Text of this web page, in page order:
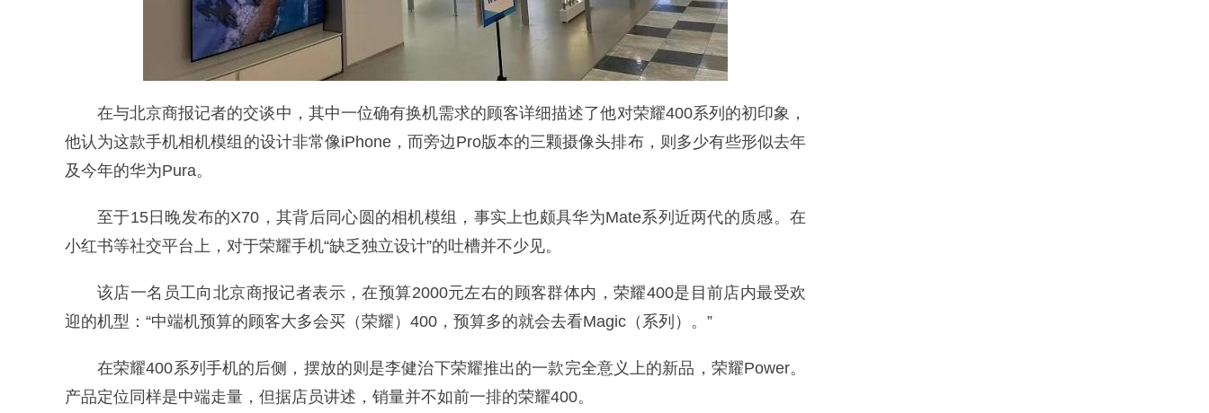
在与北京商报记者的交谈中，其中一位确有换机需求的顾客详细描述了他对荣耀400系列的初印象，
他认为这款手机相机模组的设计非常像iPhone，而旁边Pro版本的三颗摄像头排布，则多少有些形似去年
及今年的华为Pura。
至于15日晚发布的X70，其背后同心圆的相机模组，事实上也颇具华为Mate系列近两代的质感。在
小红书等社交平台上，对于荣耀手机“缺乏独立设计”的吐槽并不少见。
该店一名员工向北京商报记者表示，在预算2000元左右的顾客群体内，荣耀400是目前店内最受欢
迎的机型：“中端机预算的顾客大多会买（荣耀）400，预算多的就会去看Magic（系列）。”
在荣耀400系列手机的后侧，摆放的则是李健治下荣耀推出的一款完全意义上的新品，荣耀Power。
产品定位同样是中端走量，但据店员讲述，销量并不如前一排的荣耀400。